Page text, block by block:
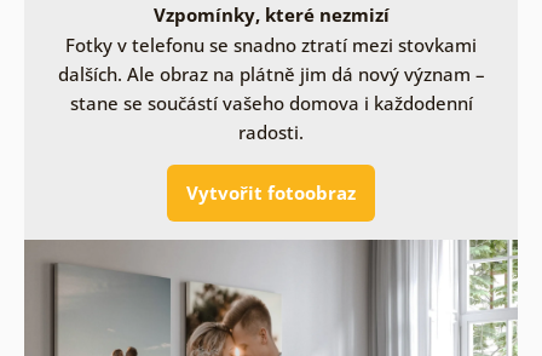
Vzpomínky, které nezmizí
Fotky v telefonu se snadno ztratí mezi stovkami
dalších. Ale obraz na plátně jim dá nový význam –
stane se součástí vašeho domova i každodenní
radosti.
Vytvořit fotoobraz